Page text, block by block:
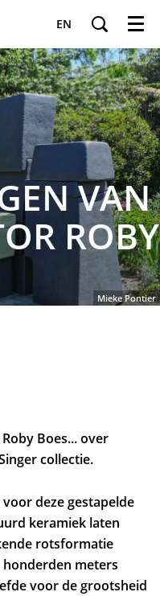
EN Menu
Mieke Pontier
VAN
ROBY
Boes... over
collectie.
deze gestapelde
keramiek laten
rotsformatie
meters
voor de grootsheid